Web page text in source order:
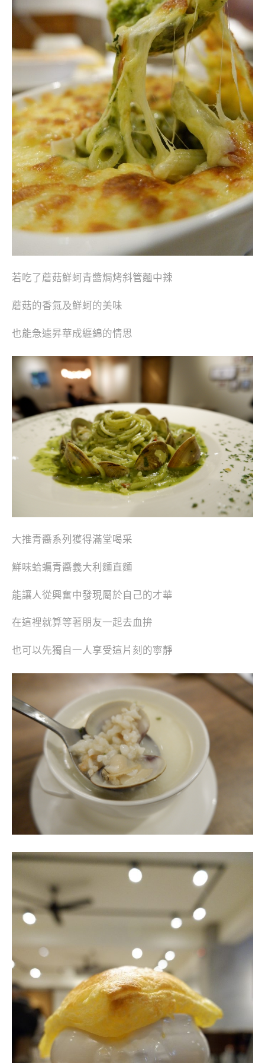
若吃了蘑菇鮮蚵青醬焗烤斜管麵中辣
蘑菇的香氣及鮮蚵的美味
也能急遽昇華成纏綿的情思
大推青醬系列獲得滿堂喝采
鮮味蛤蠣青醬義大利麵直麵
能讓人從興奮中發現屬於自己的才華
在這裡就算等著朋友一起去血拚
也可以先獨自一人享受這片刻的寧靜